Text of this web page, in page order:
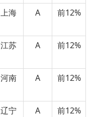
上海 A 前12%
江苏 A 前12%
河南 A 前12%
辽宁 A 前12%